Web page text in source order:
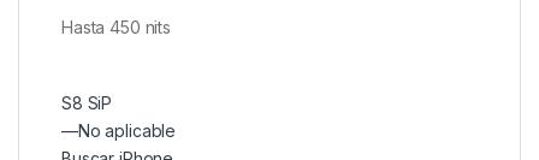
Hasta 450 nits
S8 SiP
—No aplicable